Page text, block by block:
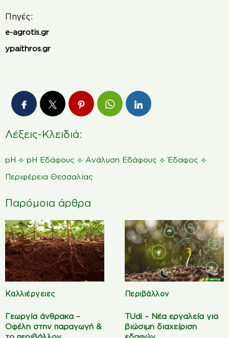
Πηγές:
e-agrotis.gr
ypaithros.gr
Λέξεις-Κλειδιά:
pH ⟡ pH Εδάφους ⟡ Ανάλυση Εδάφους ⟡Έδαφος ⟡
Περιφέρεια Θεσσαλίας
Παρόμοια άρθρα
Καλλιέργειες
Γεωργία άνθρακα –
Οφέλη στην παραγωγή &
Περιβάλλον
TUdi – Νέα εργαλεία για
βιώσιμη διαχείριση